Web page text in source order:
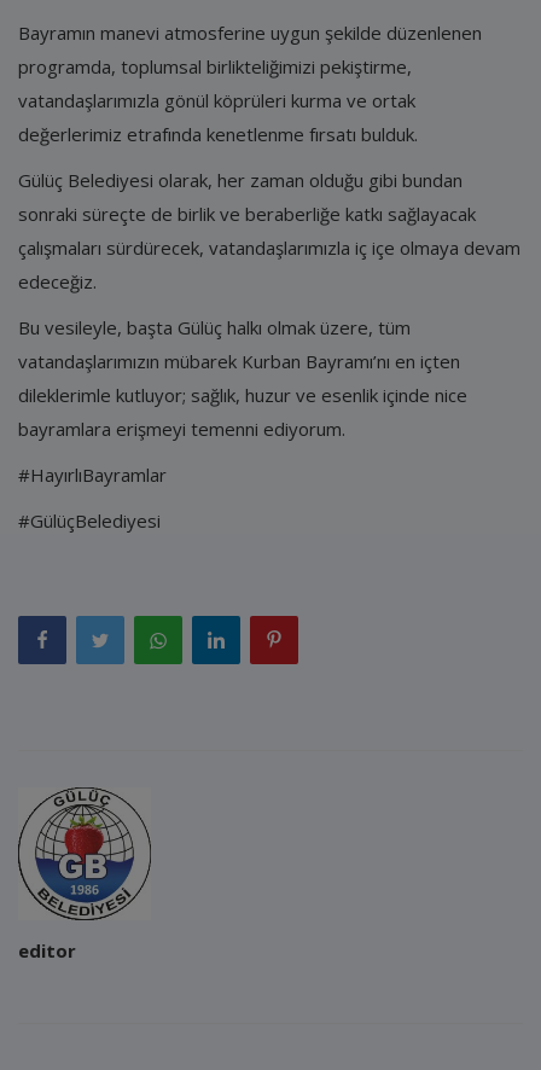
Bayramın manevi atmosferine uygun şekilde düzenlenen
programda, toplumsal birlikteliğimizi pekiştirme,
vatandaşlarımızla gönül köprüleri kurma ve ortak
değerlerimiz etrafında kenetlenme fırsatı bulduk.
Gülüç Belediyesi olarak, her zaman olduğu gibi bundan
sonraki süreçte de birlik ve beraberliğe katkı sağlayacak
çalışmaları sürdürecek, vatandaşlarımızla iç içe olmaya devam
edeceğiz.
Bu vesileyle, başta Gülüç halkı olmak üzere, tüm
vatandaşlarımızın mübarek Kurban Bayramı’nı en içten
dileklerimle kutluyor; sağlık, huzur ve esenlik içinde nice
bayramlara erişmeyi temenni ediyorum.
#HayırlıBayramlar
#GülüçBelediyesi
editor